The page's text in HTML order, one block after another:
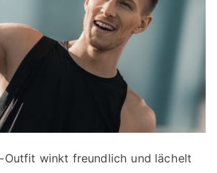
Outfit winkt freundlich und lächelt